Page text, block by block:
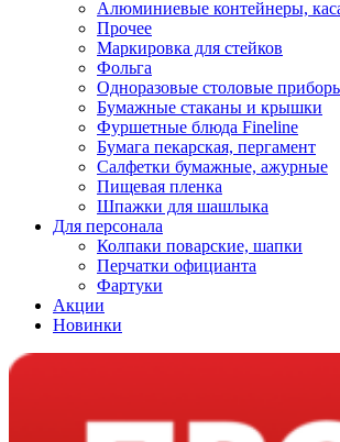
Алюминиевые контейнеры,
Прочее
Маркировка для стейков
Фольга
Одноразовые столовые
Бумажные стаканы и крышки
Фуршетные блюда Fineline
Бумага пекарская, пергамент
Салфетки бумажные, ажурные
Пищевая пленка
Шпажки для шашлыка
Для персонала
Колпаки поварские, шапки
Перчатки официанта
Фартуки
Акции
Новинки